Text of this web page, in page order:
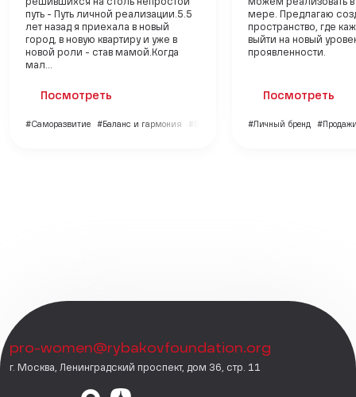
решившихся на столь непростой
путь - Путь личной реализации.5.5
лет назад я приехала в новый
город, в новую квартиру и уже в
новой роли - став мамой.Когда
мал...
Посмотреть
#Саморазвитие #Баланс и гармония #Бизнес
можем реализовать
мере. Предлагаю
пространство, где
выйти на новый
проявленности.
Посмотреть
#Личный бренд
pro-women@rybakovfoundation.org
г. Москва, Ленинградский проспект, дом 36, стр. 11